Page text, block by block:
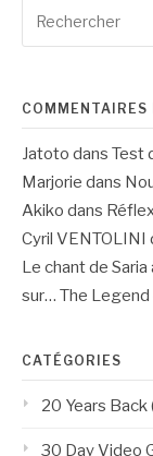
pour
COMMENTAIRES
Jatoto dans Test
Marjorie dans
Akiko dans
Cyril VENTOLINI
Le chant de Saria
sur… The Legend
CATÉGORIES
20 Years Back
30 Day Video